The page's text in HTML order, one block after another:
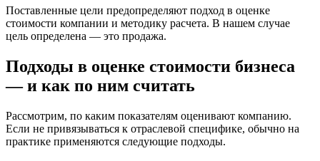
Поставленные цели предопределяют подход в оценке
стоимости компании и методику расчета. В нашем случае
цель определена — это продажа.
Подходы в оценке стоимости бизнеса
— и как по ним считать
Рассмотрим, по каким показателям оценивают компанию.
Если не привязываться к отраслевой специфике, обычно на
практике применяются следующие подходы.